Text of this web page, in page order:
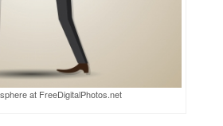
at FreeDigitalPhotos.net